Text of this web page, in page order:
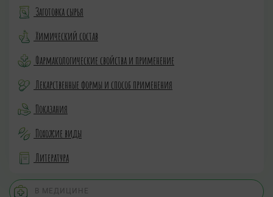
Заготовка сырья
Химический состав
Фармакологические свойства и применение
Лекарственные формы и способ применения
Показания
Похожие виды
Литература
В МЕДИЦИНЕ